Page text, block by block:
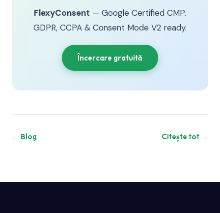
FlexyConsent — Google Certified CMP.
GDPR, CCPA & Consent Mode V2 ready.
Încercare gratuită
← Blog Citește tot →